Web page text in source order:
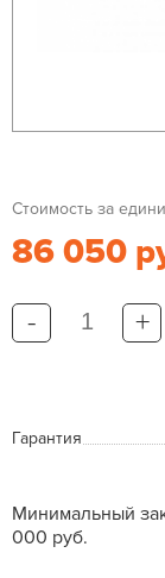
Стоимость за
86 050
- +
Гарантия
Минимальный
000 руб.